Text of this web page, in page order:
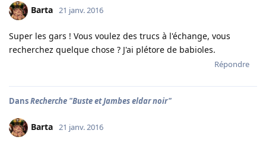
Barta 21 janv. 2016
Super les gars ! Vous voulez des trucs à l'échange, vous
recherchez quelque chose ? J'ai plétore de babioles.
Répondre
DansRecherche "Buste et Jambes eldar noir"
Barta 21 janv. 2016